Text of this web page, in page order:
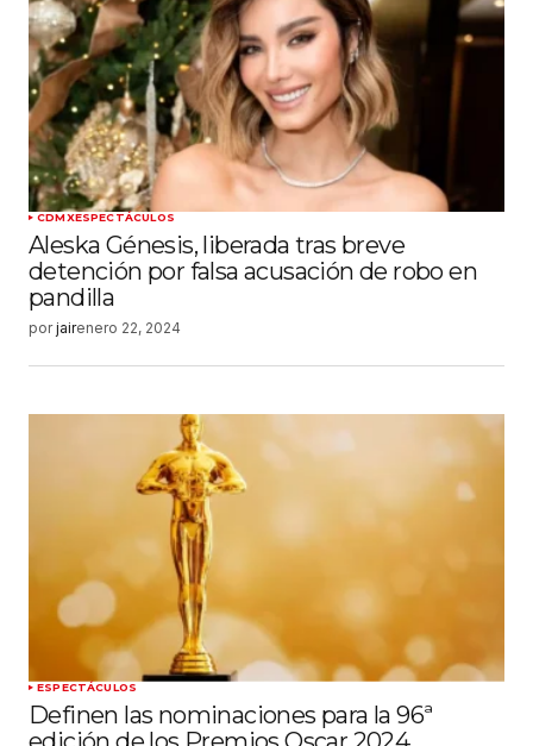
CDMXESPECTÁCULOS
Aleska Génesis, liberada tras breve
detención por falsa acusación de robo en
pandilla
por jairenero 22, 2024
ESPECTÁCULOS
Definen las nominaciones para la 96ª